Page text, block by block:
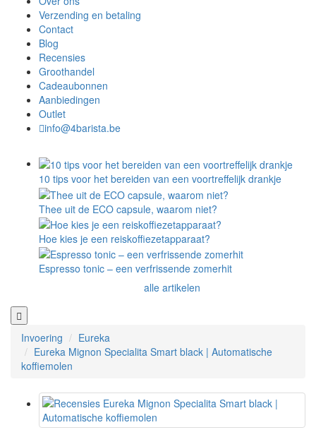
Verzending en betaling
Contact
Blog
Recensies
Groothandel
Cadeaubonnen
Aanbiedingen
Outlet
info@4barista.be
10 tips voor het bereiden van een voortreffelijk drankje
Thee uit de ECO capsule, waarom niet?
Hoe kies je een reiskoffiezetapparaat?
Espresso tonic – een verfrissende zomerhit
alle artikelen
Invoering
Eureka
Eureka Mignon Specialita Smart black | Automatische
koffiemolen